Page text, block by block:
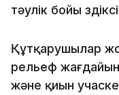
тәулік бойы
Құтқарушылар
рельеф
және қиын